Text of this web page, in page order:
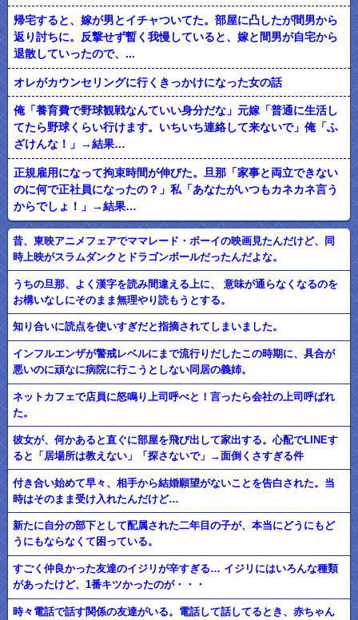
帰宅すると、嫁が男とイチャついてた。部屋に凸したが間男から
返り討ちに。反撃せず暫く我慢していると、嫁と間男が自宅から
退散していったので、...
オレがカウンセリングに行くきっかけになった女の話
俺「養育費で野球観戦なんていい身分だな」元嫁「普通に生活し
てたら野球くらい行けます。いちいち連絡して来ないで」俺「ふ
ざけんな！」→結果…
正規雇用になって拘束時間が伸びた。旦那「家事と両立できない
のに何で正社員になったの？」私「あなたがいつもカネカネ言う
からでしょ！」→結果…
昔、東映アニメフェアでママレード・ボーイの映画見たんだけど、同
時上映がスラムダンクとドラゴンボールだったんだよな。
うちの旦那、よく漢字を読み間違える上に、 意味が通らなくなるのを
お構いなしにそのまま無理やり読もうとする。
知り合いに読点を使いすぎだと指摘されてしまいました。
インフルエンザが警戒レベルにまで流行りだしたこの時期に、具合が
悪いのに頑なに病院に行こうとしない同居の義姉。
ネットカフェで店員に怒鳴り上司呼べと！言ったら会社の上司呼ばれ
た。
彼女が、何かあると直ぐに部屋を飛び出して家出する。心配でLINEす
ると「居場所は教えない」「探さないで」→面倒くさすぎる件
付き合い始めて早々、相手から結婚願望がないことを告白された。当
時はそのまま受け入れたんだけど…
新たに自分の部下として配属された二年目の子が、本当にどうにもど
うにもならなくて困っている。
すごく仲良かった友達のイジリが辛すぎる… イジリにはいろんな種類
があったけど、1番キツかったのが・・・
時々電話で話す関係の友達がいる。電話して話してるとき、赤ちゃん